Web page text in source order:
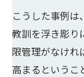
こうした事例
教訓を浮き彫り
限管理がなけれ
高まるというこ